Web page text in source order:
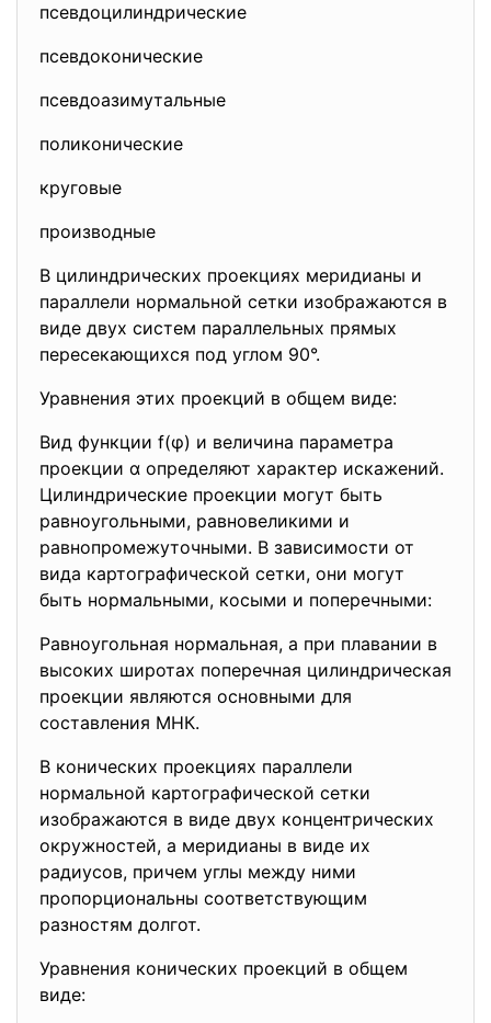
псевдоцилиндрические
псевдоконические
псевдоазимутальные
поликонические
круговые
производные
В цилиндрических проекциях меридианы и
параллели нормальной сетки изображаются в
виде двух систем параллельных прямых
пересекающихся под углом 90°.
Уравнения этих проекций в общем виде:
Вид функции f(φ) и величина параметра
проекции α определяют характер искажений.
Цилиндрические проекции могут быть
равноугольными, равновеликими и
равнопромежуточными. В зависимости от
вида картографической сетки, они могут
быть нормальными, косыми и поперечными:
Равноугольная нормальная, а при плавании в
высоких широтах поперечная цилиндрическая
проекции являются основными для
составления МНК.
В конических проекциях параллели
нормальной картографической сетки
изображаются в виде двух концентрических
окружностей, а меридианы в виде их
радиусов, причем углы между ними
пропорциональны соответствующим
разностям долгот.
Уравнения конических проекций в общем
виде: